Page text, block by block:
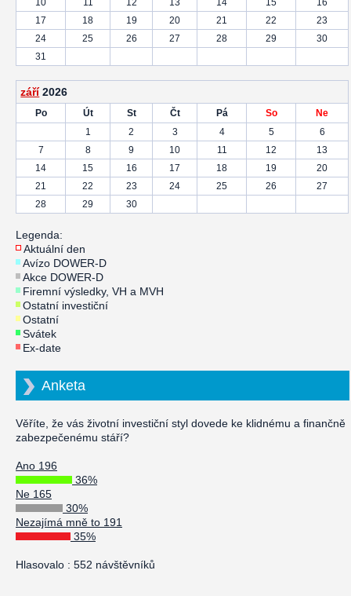
10
11 12 13 14 15
16
17
18 19 20 21 22
23
24
25 26 27 28 29
30
31
září 2026
Po Út St Čt Pá So
Ne
1
2 3 4 5
6
7
8 9 10 11 12
13
14
15 16 17 18 19
20
21
22 23 24 25 26
27
28
29 30
Legenda:
Aktuální den
Avízo DOWER-D
Akce DOWER-D
Firemní výsledky, VH a MVH
Ostatní investiční
Ostatní
Svátek
Ex-date
Anketa
Věříte, že vás životní investiční styl dovede ke klidnému a finančně
zabezpečenému stáří?
Ano 196
36%
Ne 165
30%
Nezajímá mně to 191
35%
Hlasovalo : 552 návštěvníků